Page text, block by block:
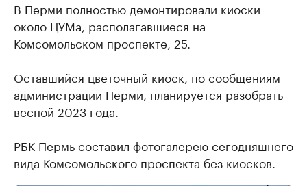
В Перми полностью демонтировали киоски
около ЦУМа, располагавшиеся на
Комсомольском проспекте, 25.
Оставшийся цветочный киоск, по сообщениям
администрации Перми, планируется разобрать
весной 2023 года.
РБК Пермь составил фотогалерею сегодняшнего
вида Комсомольского проспекта без киосков.